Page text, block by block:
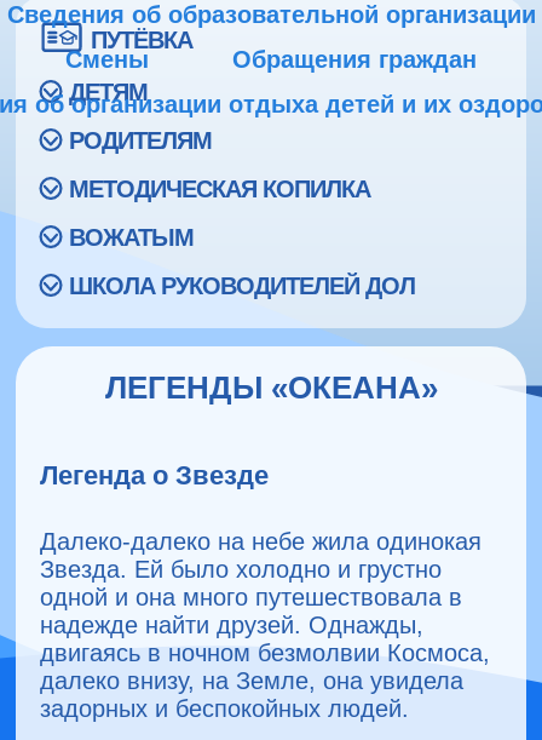
Сведения об образовательной организации
Смены
Обращения граждан
об организации отдыха детей и их
ПУТЁВКА
ДЕТЯМ
РОДИТЕЛЯМ
МЕТОДИЧЕСКАЯ КОПИЛКА
ВОЖАТЫМ
ШКОЛА РУКОВОДИТЕЛЕЙ ДОЛ
ЛЕГЕНДЫ «ОКЕАНА»
Легенда о Звезде
Далеко-далеко на небе жила одинокая
Звезда. Ей было холодно и грустно
одной и она много путешествовала в
надежде найти друзей. Однажды,
двигаясь в ночном безмолвии Космоса,
далеко внизу, на Земле, она увидела
задорных и беспокойных людей.